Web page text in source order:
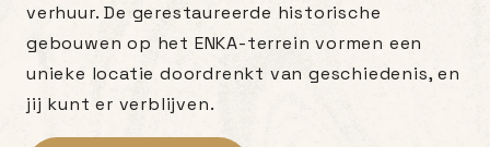
verhuur. De gerestaureerde historische
gebouwen op het ENKA-terrein vormen een
unieke locatie doordrenkt van geschiedenis, en
jij kunt er verblijven.